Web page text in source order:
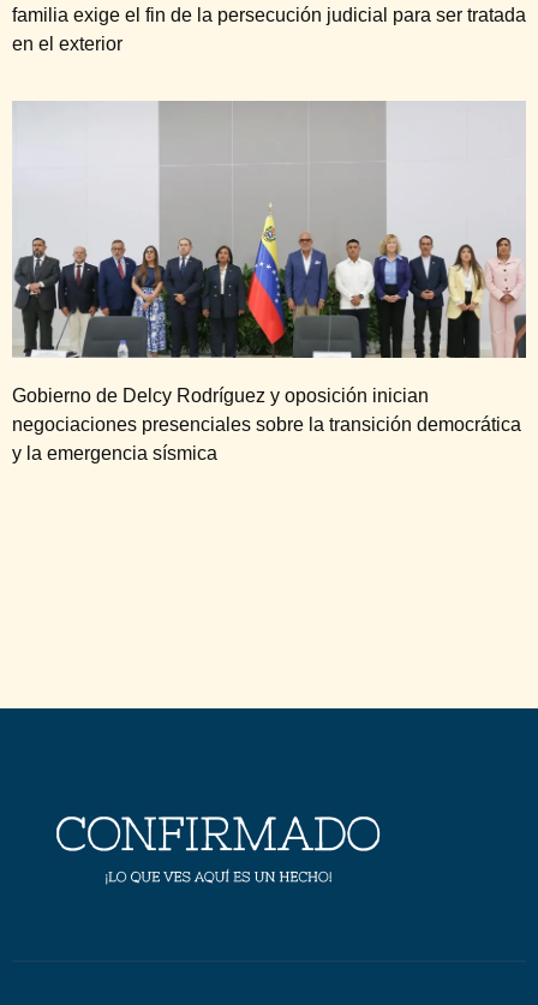
familia exige el fin de la persecución judicial para ser tratada
en el exterior
Gobierno de Delcy Rodríguez y oposición inician
negociaciones presenciales sobre la transición democrática
y la emergencia sísmica